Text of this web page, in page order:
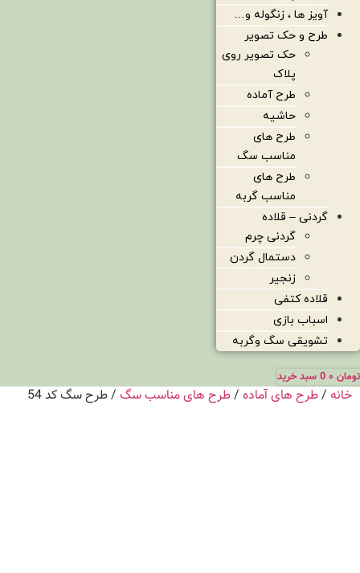
آویز ها ، زنگوله و…
طرح و حک تصویر
حک تصویر روی
پلاک
طرح آماده
حاشیه
طرح های
مناسب سگ
طرح های
مناسب گربه
گردنی – قلاده
گردنی چرم
دستمال گردن
زنجیر
قلاده کتفی
اسباب بازی
تشویقی سگ وگربه
تومان 0 سبد خرید
خانه /طرح های آماده /طرح های مناسب سگ / طرح سگ کد 54